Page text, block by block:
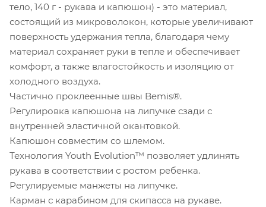
тело, 140 г - рукава и капюшон) - это материал,
состоящий из микроволокон, которые увеличивают
поверхность удержания тепла, благодаря чему
материал сохраняет руки в тепле и обеспечивает
комфорт, а также влагостойкость и изоляцию от
холодного воздуха.
Частично проклеенные швы Bemis®.
Регулировка капюшона на липучке сзади с
внутренней эластичной окантовкой.
Капюшон совместим со шлемом.
Технология Youth Evolution™ позволяет удлинять
рукава в соответствии с ростом ребенка.
Регулируемые манжеты на липучке.
Карман с карабином для скипасса на рукаве.